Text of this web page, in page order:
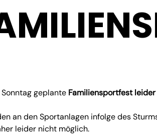
geplante Familiensportfest leider
an den Sportanlagen infolge des
leider nicht möglich.